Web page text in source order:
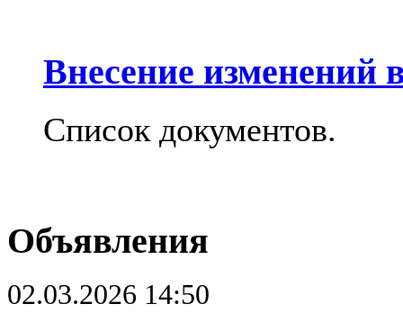
Внесение изменений
Список документов.
Объявления
02.03.2026 14:50